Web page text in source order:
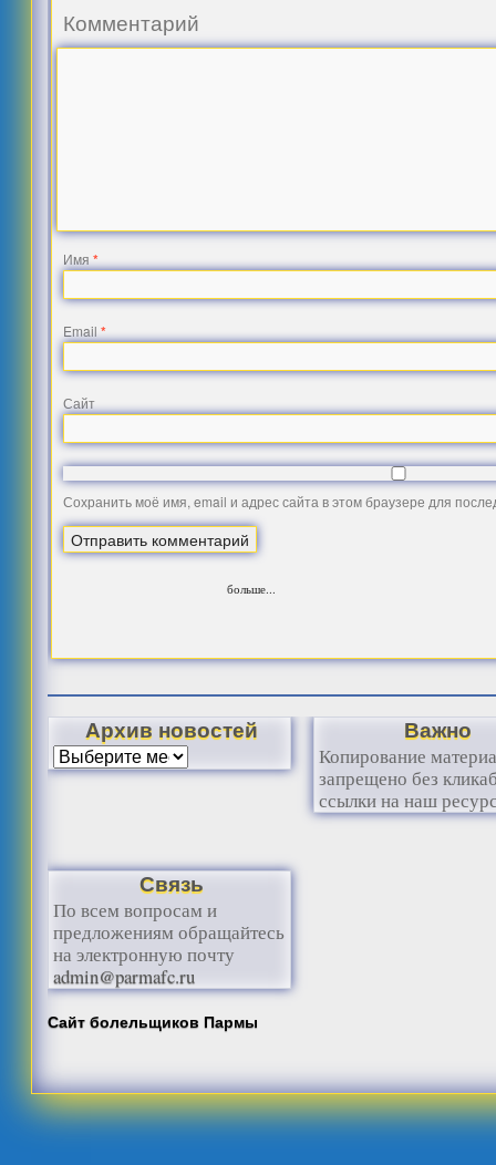
Комментарий
Имя*
Email*
Сайт
Сохранить моё имя, email и адрес сайта в этом браузере для
больше...
Архив новостей Важно
Копирование
запрещено без
ссылки на наш
Связь
По всем вопросам и
предложениям обращайтесь
на электронную почту
admin@parmafc.ru
Сайт болельщиков Пармы